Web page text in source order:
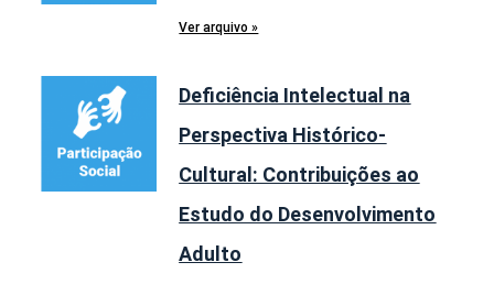
Ver arquivo »
Deficiência Intelectual na
Perspectiva Histórico-
Cultural: Contribuições ao
Estudo do Desenvolvimento
Adulto